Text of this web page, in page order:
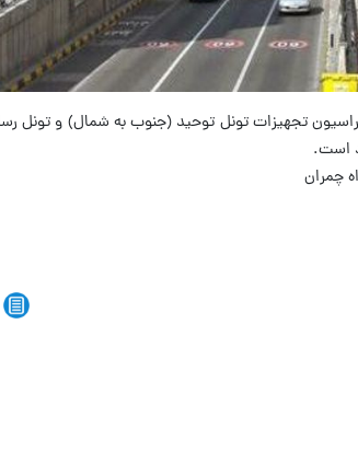
تجهیزات تونل توحید (جنوب به شمال) و تونل‌
چمران